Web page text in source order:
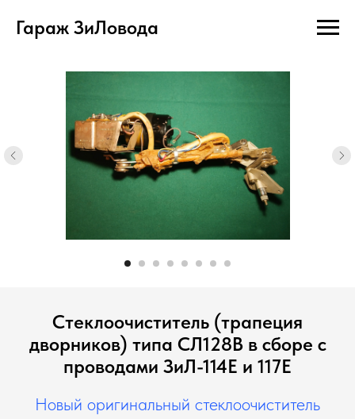
Гараж ЗиЛовода
Стеклоочиститель (трапеция
дворников) типа СЛ128В в сборе с
проводами ЗиЛ-114Е и 117Е
Новый оригинальный стеклоочиститель